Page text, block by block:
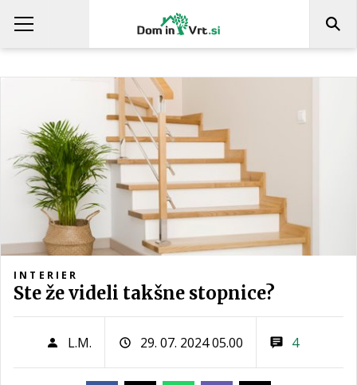
INTERIER
Ste že videli takšne stopnice?
L.M. 29. 07. 2024 05.00 4